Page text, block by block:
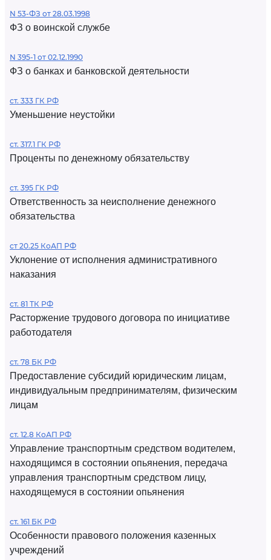
N 53-ФЗ от 28.03.1998
ФЗ о воинской службе
N 395-1 от 02.12.1990
ФЗ о банках и банковской деятельности
ст. 333 ГК РФ
Уменьшение неустойки
ст. 317.1 ГК РФ
Проценты по денежному обязательству
ст. 395 ГК РФ
Ответственность за неисполнение денежного
обязательства
ст 20.25 КоАП РФ
Уклонение от исполнения административного
наказания
ст. 81 ТК РФ
Расторжение трудового договора по инициативе
работодателя
ст. 78 БК РФ
Предоставление субсидий юридическим лицам,
индивидуальным предпринимателям, физическим
лицам
ст. 12.8 КоАП РФ
Управление транспортным средством водителем,
находящимся в состоянии опьянения, передача
управления транспортным средством лицу,
находящемуся в состоянии опьянения
ст. 161 БК РФ
Особенности правового положения казенных
учреждений